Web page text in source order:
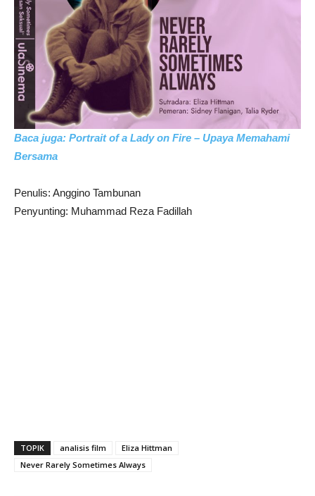
Baca juga: Portrait of a Lady on Fire – Upaya Memahami
Bersama
Penulis: Anggino Tambunan
Penyunting: Muhammad Reza Fadillah
TOPIK analisis film
Eliza Hittman
Never Rarely Sometimes Always